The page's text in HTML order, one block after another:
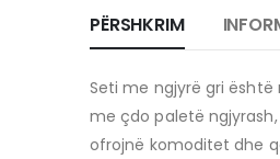
PËRSHKRIM
Seti me ngjyrë gri
me çdo paletë
ofrojnë komoditet dhe